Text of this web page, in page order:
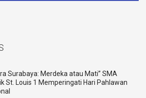
Surabaya: Merdeka atau Mati” SMA
St. Louis 1 Memperingati Hari Pahlawan